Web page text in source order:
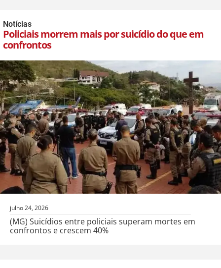
Notícias
Policiais morrem mais por suicídio do que em
confrontos
julho 24, 2026
(MG) Suicídios entre policiais superam mortes em
confrontos e crescem 40%